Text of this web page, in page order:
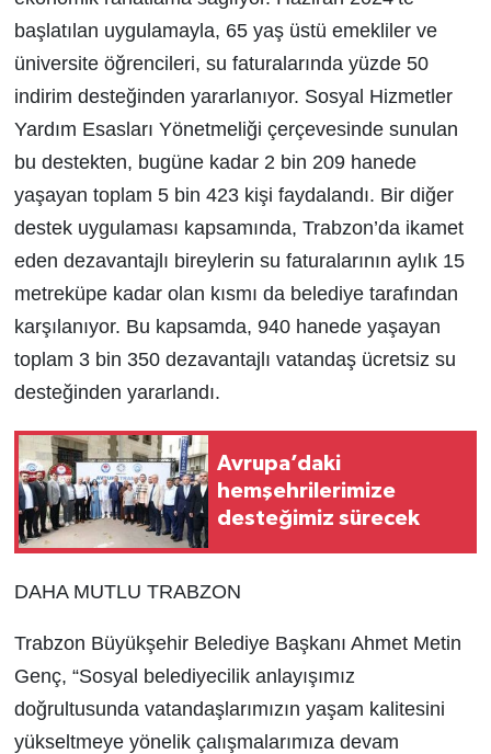
başlatılan uygulamayla, 65 yaş üstü emekliler ve
üniversite öğrencileri, su faturalarında yüzde 50
indirim desteğinden yararlanıyor. Sosyal Hizmetler
Yardım Esasları Yönetmeliği çerçevesinde sunulan
bu destekten, bugüne kadar 2 bin 209 hanede
yaşayan toplam 5 bin 423 kişi faydalandı. Bir diğer
destek uygulaması kapsamında, Trabzon’da ikamet
eden dezavantajlı bireylerin su faturalarının aylık 15
metreküpe kadar olan kısmı da belediye tarafından
karşılanıyor. Bu kapsamda, 940 hanede yaşayan
toplam 3 bin 350 dezavantajlı vatandaş ücretsiz su
desteğinden yararlandı.
Avrupa’daki
hemşehrilerimize
desteğimiz sürecek
DAHA MUTLU TRABZON
Trabzon Büyükşehir Belediye Başkanı Ahmet Metin
Genç, “Sosyal belediyecilik anlayışımız
doğrultusunda vatandaşlarımızın yaşam kalitesini
yükseltmeye yönelik çalışmalarımıza devam